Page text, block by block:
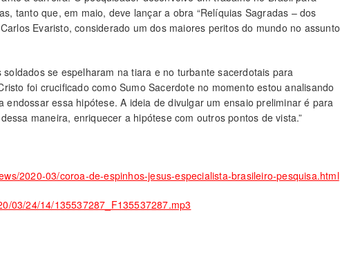
tanto que, em maio, deve lançar a obra “Relíquias Sagradas – dos
Evaristo, considerado um dos maiores peritos do mundo no
se espelharam na tiara e no turbante sacerdotais para
foi crucificado como Sumo Sacerdote no momento estou analisando
essa hipótese. A ideia de divulgar um ensaio preliminar é para
maneira, enriquecer a hipótese com outros pontos de vista.”
2020-03/coroa-de-espinhos-jesus-especialista-brasileiro-pesquisa.html
03/24/14/135537287_F135537287.mp3